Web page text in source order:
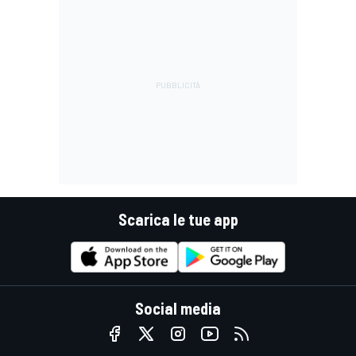
Scarica le tue app
Social media